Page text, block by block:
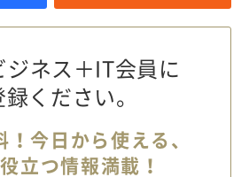
ジネス＋IT会員に
ください。
今日から使える、
立つ情報満載！